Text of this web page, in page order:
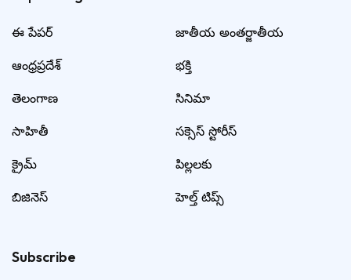
ఈ పేపర్
ఆంధ్రప్రదేశ్
తెలంగాణ
సాహితీ
క్రైమ్
బిజినెస్
జాతీయ అంతర్జాతీయ
భక్తి
సినిమా
సక్సెస్ స్టోరీస్
పిల్లలకు
హెల్త్ టిప్స్
Subscribe